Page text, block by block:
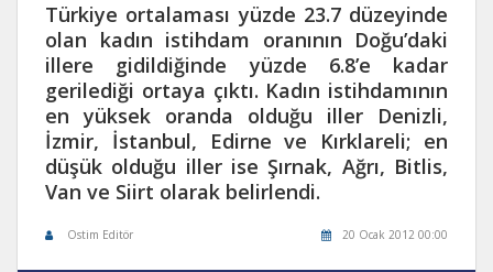
Türkiye ortalaması yüzde 23.7 düzeyinde
olan kadın istihdam oranının Doğu’daki
illere gidildiğinde yüzde 6.8’e kadar
gerilediği ortaya çıktı. Kadın istihdamının
en yüksek oranda olduğu iller Denizli,
İzmir, İstanbul, Edirne ve Kırklareli; en
düşük olduğu iller ise Şırnak, Ağrı, Bitlis,
Van ve Siirt olarak belirlendi.
Ostim Editör 20 Ocak 2012 00:00